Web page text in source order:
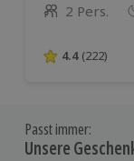
Anzahl der
2 Pers.
4.4 von 5
4.4 (222)
Passt immer:
Unsere